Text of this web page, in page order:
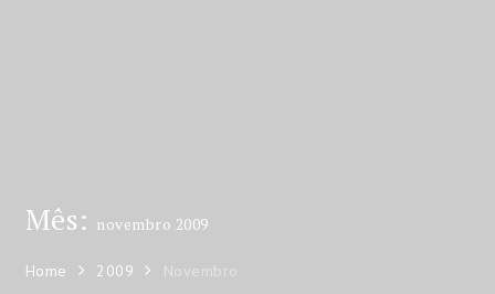
Mês: novembro 2009
Home 2009 Novembro